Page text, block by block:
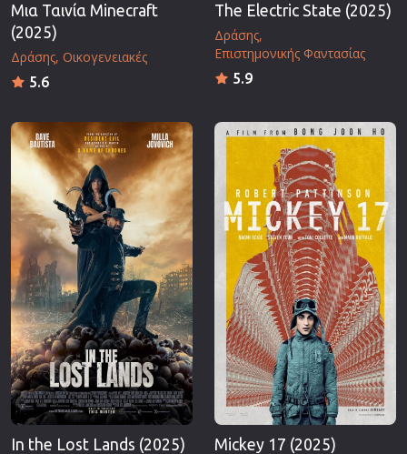
Μια Ταινία Minecraft
(2025)
Δράσης Οικογενειακές
5.6
The Electric State (2025)
Δράσης
Επιστημονικής Φαντασίας
5.9
In the Lost Lands (2025)
Mickey 17 (2025)